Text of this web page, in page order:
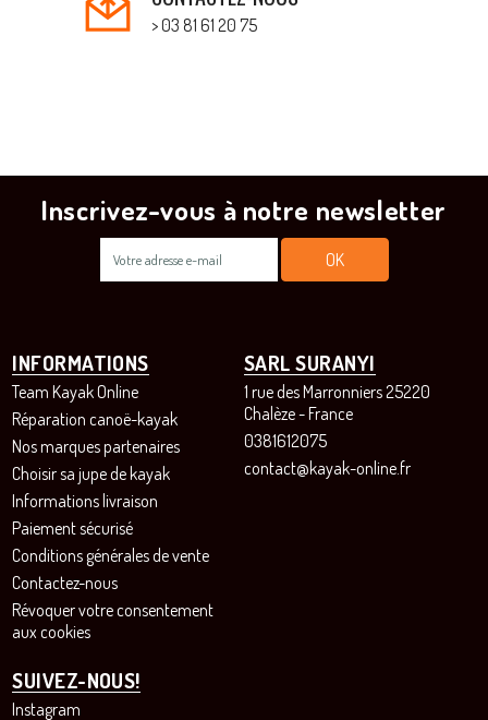
> 03 81 61 20 75
Inscrivez-vous à notre newsletter
INFORMATIONS
Team Kayak Online
Réparation canoë-kayak
Nos marques partenaires
Choisir sa jupe de kayak
Informations livraison
Paiement sécurisé
Conditions générales de vente
Contactez-nous
Révoquer votre consentement
aux cookies
SARL SURANYI
1 rue des Marronniers 25220
Chalèze - France
0381612075
contact@kayak-online.fr
SUIVEZ-NOUS!
Instagram